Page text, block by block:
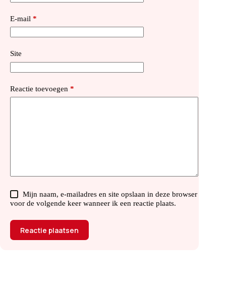
E-mail *
Site
Reactie toevoegen *
Mijn naam, e-mailadres en site opslaan in deze browser
voor de volgende keer wanneer ik een reactie plaats.
Reactie plaatsen